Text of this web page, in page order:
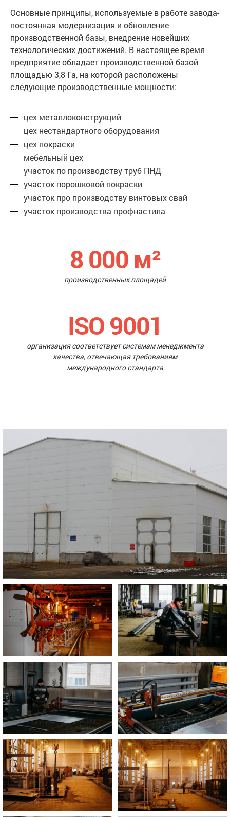
Основные принципы, используемые в работе завода-
постоянная модернизация и обновление
производственной базы, внедрение новейших
технологических достижений. В настоящее время
предприятие обладает производственной базой
площадью 3,8 Га, на которой расположены
следующие производственные мощности:
цех металлоконструкций
цех нестандартного оборудования
цех покраски
мебельный цех
участок по производству труб ПНД
участок порошковой покраски
участок про производству винтовых свай
участок производства профнастила
8 000 м²
производственных площадей
ISO 9001
организация соответствует системам менеджмента
качества, отвечающая требованиям
международного стандарта